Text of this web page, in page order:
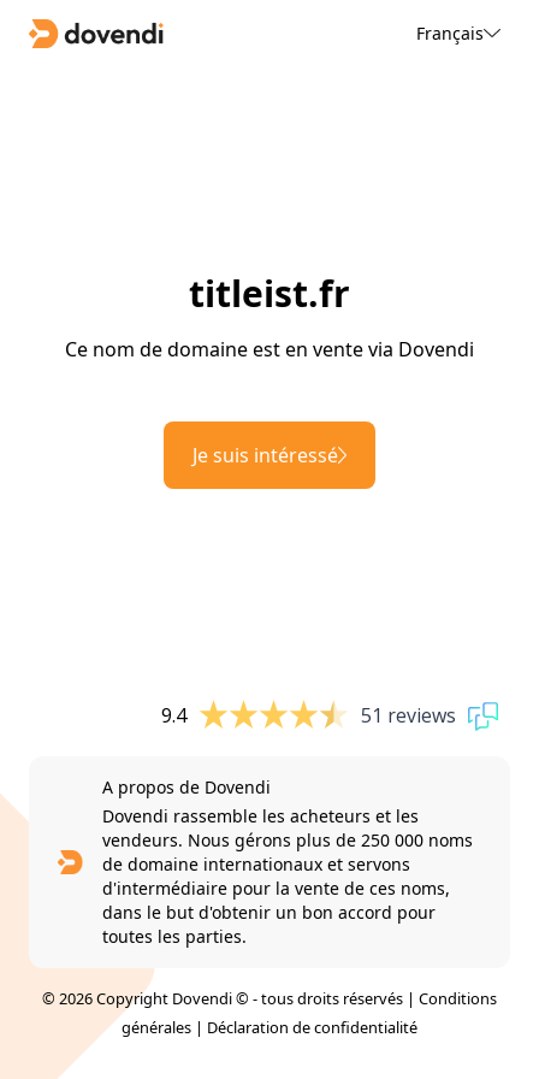
Français
titleist.fr
Ce nom de domaine est en vente via Dovendi
Je suis intéressé
9.4 51 reviews
A propos de Dovendi
Dovendi rassemble les acheteurs et les
vendeurs. Nous gérons plus de 250 000 noms
de domaine internationaux et servons
d'intermédiaire pour la vente de ces noms,
dans le but d'obtenir un bon accord pour
toutes les parties.
© 2026 Copyright Dovendi © - tous droits réservés | Conditions
générales | Déclaration de confidentialité